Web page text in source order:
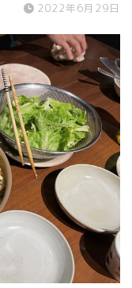
2022年6月29日